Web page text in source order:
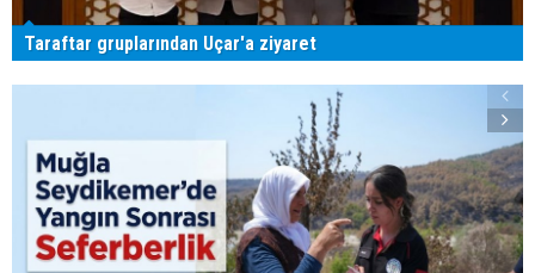
Taraftar gruplarından Uçar'a ziyaret